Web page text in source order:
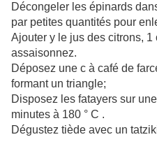
Décongeler les épinards
par petites quantités pour
Ajouter y le jus des citrons,
assaisonnez.
Déposez une c à café de
formant un triangle;
Disposez les fatayers sur
minutes à 180 ° C .
Dégustez tiède avec un